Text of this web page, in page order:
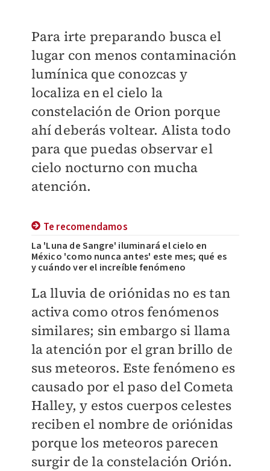
Para irte preparando busca el
lugar con menos contaminación
lumínica que conozcas y
localiza en el cielo la
constelación de Orion porque
ahí deberás voltear. Alista todo
para que puedas observar el
cielo nocturno con mucha
atención.
Te recomendamos
La 'Luna de Sangre' iluminará el cielo en
México 'como nunca antes' este mes; qué es
y cuándo ver el increíble fenómeno
La lluvia de oriónidas no es tan
activa como otros fenómenos
similares; sin embargo si llama
la atención por el gran brillo de
sus meteoros. Este fenómeno es
causado por el paso del Cometa
Halley, y estos cuerpos celestes
reciben el nombre de oriónidas
porque los meteoros parecen
surgir de la constelación Orión.